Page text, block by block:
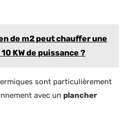
de m2 peut chauffer une
KW de puissance ?
sont particulièrement
avec un plancher